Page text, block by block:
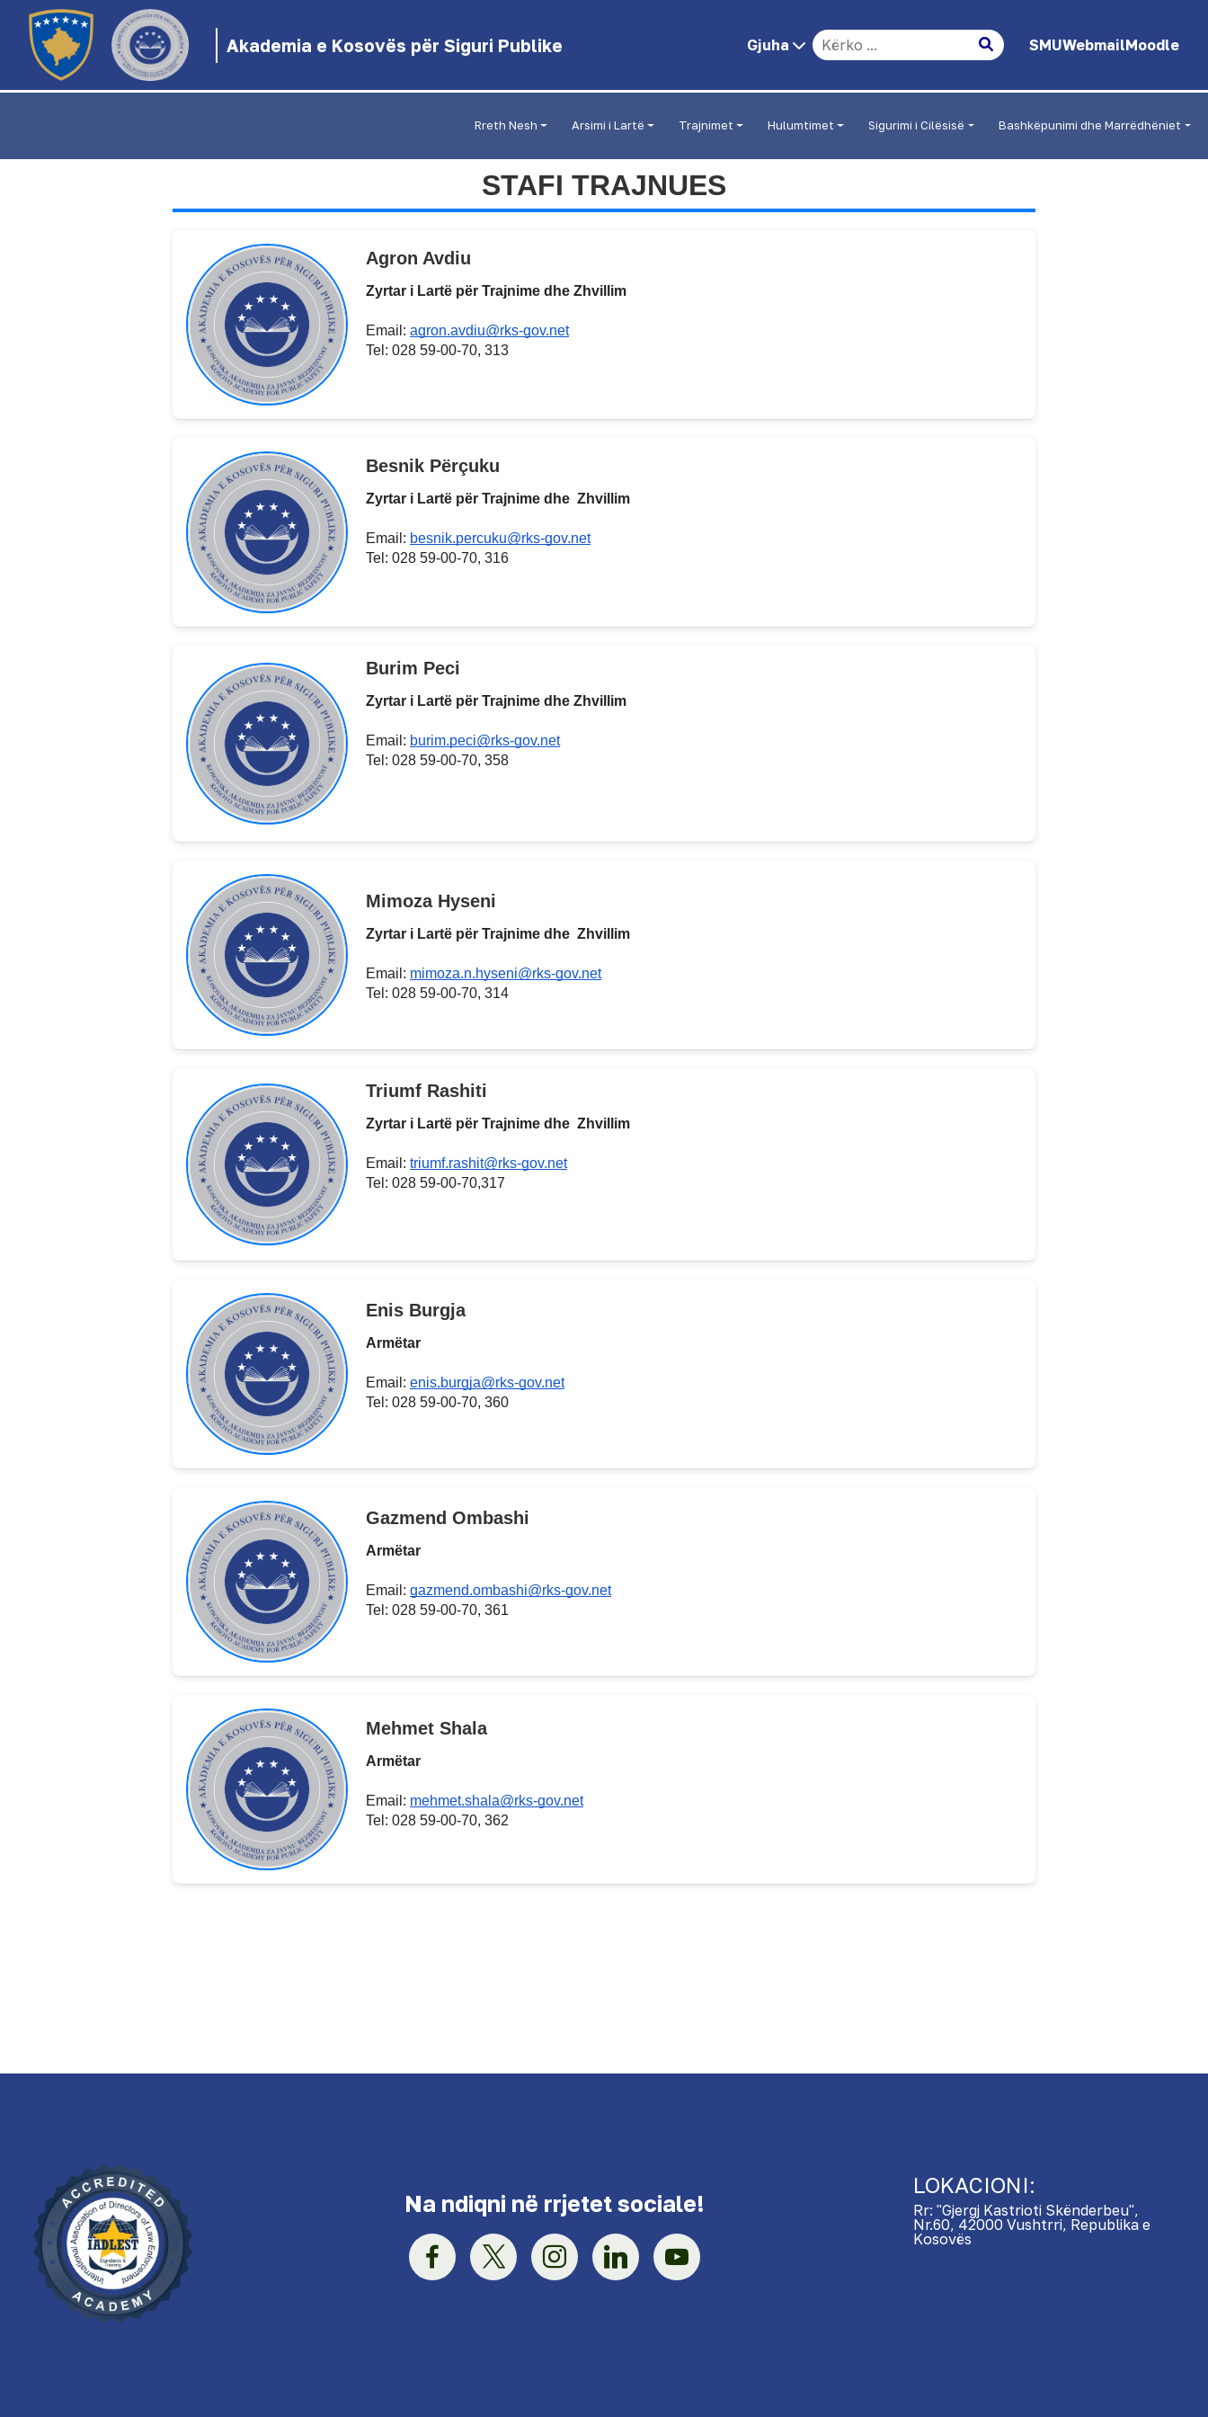
Akademia e Kosovës për Siguri Publike Gjuha SMUWebmailMoodle
Rreth Nesh Arsimi i Lartë Trajnimet Hulumtimet Sigurimi i Cilësisë Bashkëpunimi dhe Marrëdhëniet
STAFI TRAJNUES
Agron Avdiu
Zyrtar i Lartë për Trajnime dhe Zhvillim
Email: agron.avdiu@rks-gov.net
Tel: 028 59-00-70, 313
Besnik Përçuku
Zyrtar i Lartë për Trajnime dhe Zhvillim
Email: besnik.percuku@rks-gov.net
Tel: 028 59-00-70, 316
Burim Peci
Zyrtar i Lartë për Trajnime dhe Zhvillim
Email: burim.peci@rks-gov.net
Tel: 028 59-00-70, 358
Mimoza Hyseni
Zyrtar i Lartë për Trajnime dhe Zhvillim
Email: mimoza.n.hyseni@rks-gov.net
Tel: 028 59-00-70, 314
Triumf Rashiti
Zyrtar i Lartë për Trajnime dhe Zhvillim
Email: triumf.rashit@rks-gov.net
Tel: 028 59-00-70,317
Enis Burgja
Armëtar
Email: enis.burgja@rks-gov.net
Tel: 028 59-00-70, 360
Gazmend Ombashi
Armëtar
Email: gazmend.ombashi@rks-gov.net
Tel: 028 59-00-70, 361
Mehmet Shala
Armëtar
Email: mehmet.shala@rks-gov.net
Tel: 028 59-00-70, 362
Na ndiqni në rrjetet sociale!
LOKACIONI:
Rr: "Gjergj Kastrioti Skënderbeu",
Nr.60, 42000 Vushtrri, Republika e
Kosovës